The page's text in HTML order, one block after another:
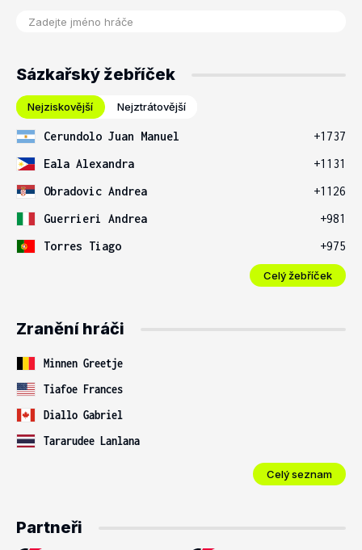
Sázkařský žebříček
Nejziskovější Nejztrátovější
Cerundolo Juan Manuel
+1737
Eala Alexandra
+1131
Obradovic Andrea
+1126
Guerrieri Andrea
+981
Torres Tiago
+975
Celý žebříček
Zranění hráči
Minnen Greetje
Tiafoe Frances
Diallo Gabriel
Tararudee Lanlana
Celý seznam
Partneři